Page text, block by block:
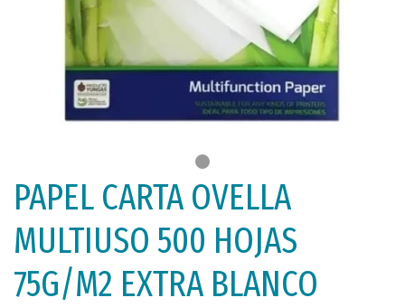
PAPEL CARTA OVELLA
MULTIUSO 500 HOJAS
75G/M2 EXTRA BLANCO